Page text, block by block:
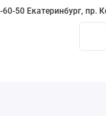
60-50 Екатеринбург, пр.